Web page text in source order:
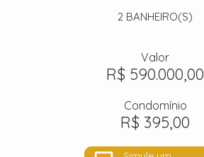
2 BANHEIRO(S)
Valor
R$ 590.000,00
Condomínio
R$ 395,00